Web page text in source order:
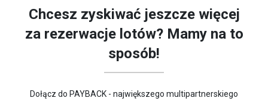
Chcesz zyskiwać jeszcze więcej
za rezerwacje lotów? Mamy na to
sposób!
Dołącz do PAYBACK - największego multipartnerskiego